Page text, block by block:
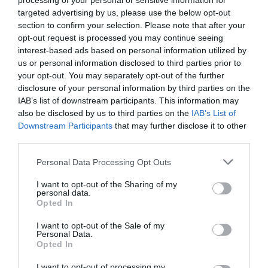
targeted advertising by us, please use the below opt-out
section to confirm your selection. Please note that after your
opt-out request is processed you may continue seeing
interest-based ads based on personal information utilized by
us or personal information disclosed to third parties prior to
your opt-out. You may separately opt-out of the further
disclosure of your personal information by third parties on the
IAB’s list of downstream participants. This information may
also be disclosed by us to third parties on the IAB’s List of
Downstream Participants that may further disclose it to other
Personal Data Processing Opt Outs
I want to opt-out of the Sharing of my
personal data.
Opted In
I want to opt-out of the Sale of my
Personal Data.
Opted In
ciutat intel·ligent superior al
60%
En aquest sentit, per darrere de Barcelona, les
ciutats amb una puntuació més elevada són
Madrid (74,1%), València (67,6%), Sant Sebastià
(66,6%), Bilbao (66%), Màlaga (65,4%), Valladolid
(63,4%), Alcobendas (62,7%), la Corunya (62,7%) i
Vitòria (61,5%). Totes elles destaquen pels
ambiciosos plans en què treballen per beneficiar
la gestió del trànsit, l’energia i el medi ambient
amb les noves tecnologies i moltes de les
solucions que es presentaran a partir de demà a
l’Smart City Expo.
Tret de les ja mencionades Barcelona i Mollet,